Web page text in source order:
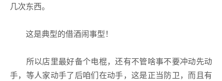
几次东西。
这是典型的借酒闹事型！
所以店里最好备个电棍，还有不管啥事不要冲动先动
手，等人家动手了后咱们在动手，这是正当防卫，而且有